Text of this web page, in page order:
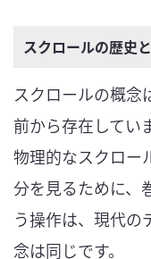
スクロールの歴史
スクロールの概念
前から存在してい
物理的なスクロー
分を見るために、
う操作は、現代の
念は同じです。